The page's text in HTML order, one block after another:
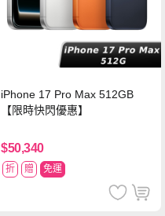
iPhone 17 Pro Max 512GB
【限時快閃優惠】
$50,340
折 贈 免運